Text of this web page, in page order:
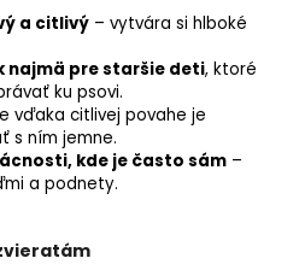
a citlivý – vytvára si hlboké
najmä pre staršie deti, ktoré
ku psovi.
vďaka citlivej povahe je
s ním jemne.
kde je často sám –
a podnety.